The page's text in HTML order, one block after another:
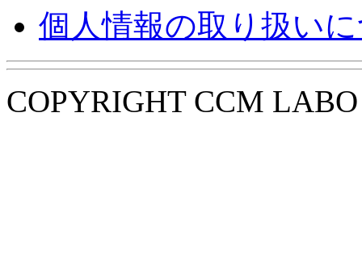
個人情報の取り扱い
COPYRIGHT CCM